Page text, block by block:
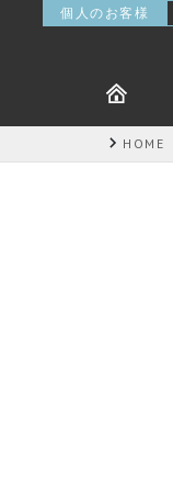
個人のお客様
HOME